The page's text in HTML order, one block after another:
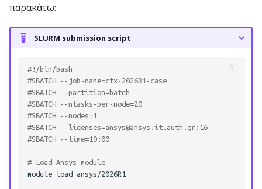
Trim Galore
VCFtools
VELVET
ViennaRNA
παρακάτω:
SLURM submission script
#!/bin/bash
#SBATCH --job-name=cfx-2026R1-case
#SBATCH --partition=batch
#SBATCH --ntasks-per-node=20
#SBATCH --nodes=1
#SBATCH --licenses=ansys@ansys.it.auth.gr:16
#SBATCH --time=10:00
# Load Ansys module
module load ansys/2026R1